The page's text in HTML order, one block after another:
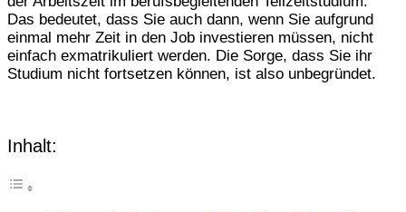
Das bedeutet, dass Sie auch dann, wenn Sie aufgrund
einmal mehr Zeit in den Job investieren müssen, nicht
einfach exmatrikuliert werden. Die Sorge, dass Sie ihr
Studium nicht fortsetzen können, ist also unbegründet.
Inhalt: